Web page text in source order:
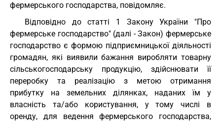
фермерського господарства, повідомляє.
Відповідно до статті 1 Закону України "Про
фермерське господарство" (далі - Закон) фермерське
господарство є формою підприємницької діяльності
громадян, які виявили бажання виробляти товарну
сільськогосподарську продукцію, здійснювати її
переробку та реалізацію з метою отримання
прибутку на земельних ділянках, наданих їм у
власність та/або користування, у тому числі в
оренду, для ведення фермерського господарства,